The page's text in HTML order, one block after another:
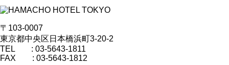
〒103-0007
東京都中央区日本橋浜町3-20-2
TEL : 03-5643-1811
FAX : 03-5643-1812